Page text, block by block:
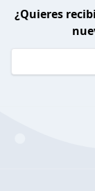
¿Quieres